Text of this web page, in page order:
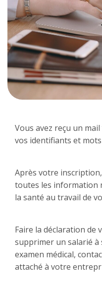
Vous avez reçu un
vos identifiants et mots
Après votre
toutes les information
la santé au travail de
Faire la déclaration de
supprimer un salarié à
examen médical,
attaché à votre